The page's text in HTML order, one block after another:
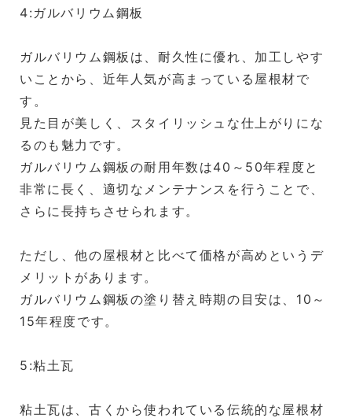
4:ガルバリウム鋼板
ガルバリウム鋼板は、耐久性に優れ、加工しやす
いことから、近年人気が高まっている屋根材で
す。
見た目が美しく、スタイリッシュな仕上がりにな
るのも魅力です。
ガルバリウム鋼板の耐用年数は40～50年程度と
非常に長く、適切なメンテナンスを行うことで、
さらに長持ちさせられます。
ただし、他の屋根材と比べて価格が高めというデ
メリットがあります。
ガルバリウム鋼板の塗り替え時期の目安は、10～
15年程度です。
5:粘土瓦
粘土瓦は、古くから使われている伝統的な屋根材